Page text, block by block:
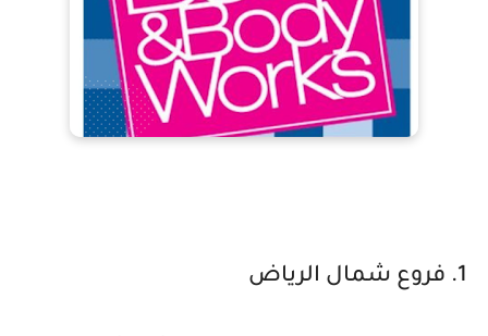
1. فروع شمال الرياض